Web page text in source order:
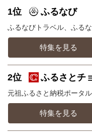
1位 ふるなび
ふるなびトラベル、ふる
特集を見る
2位 ふるさとチ
元祖ふるさと納税ポータ
特集を見る